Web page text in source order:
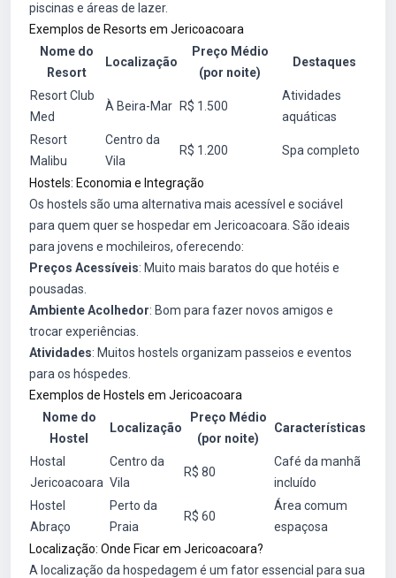
piscinas e áreas de lazer.
Exemplos de Resorts em Jericoacoara
Nome do
Resort
Localização
Preço Médio
(por noite)
Destaques
Resort Club
Med
À Beira-Mar R$ 1.500
Atividades
aquáticas
Resort
Malibu
Centro da
Vila
R$ 1.200 Spa completo
Hostels: Economia e Integração
Os hostels são uma alternativa mais acessível e sociável
para quem quer se hospedar em Jericoacoara. São ideais
para jovens e mochileiros, oferecendo:
Preços Acessíveis: Muito mais baratos do que hotéis e
pousadas.
Ambiente Acolhedor: Bom para fazer novos amigos e
trocar experiências.
Atividades: Muitos hostels organizam passeios e eventos
para os hóspedes.
Exemplos de Hostels em Jericoacoara
Nome do
Hostel
Localização
Preço Médio
(por noite)
Características
Hostal
Jericoacoara
Centro da
Vila
R$ 80
Café da manhã
incluído
Hostel
Abraço
Perto da
Praia
R$ 60
Área comum
espaçosa
Localização: Onde Ficar em Jericoacoara?
A localização da hospedagem é um fator essencial para sua